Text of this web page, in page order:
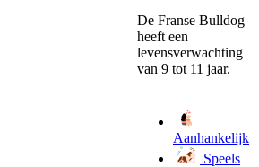
De Franse Bulldog
heeft een
levensverwachting
van 9 tot 11 jaar.
Aanhankelijk
Speels